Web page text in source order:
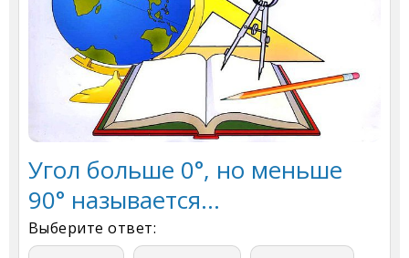
Угол больше 0°, но меньше
90° называется...
Выберите ответ: